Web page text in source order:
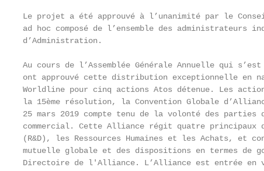
Le projet a été approuvé à l’unanimité par le
ad hoc composé de l’ensemble des administrateurs
d’Administration.
Au cours de l’Assemblée Générale Annuelle qui
ont approuvé cette distribution exceptionnelle en
Worldline pour cinq actions Atos détenue. Les
la 15ème résolution, la Convention Globale
25 mars 2019 compte tenu de la volonté des
commercial. Cette Alliance régit quatre principaux
(R&D), les Ressources Humaines et les Achats, et
mutuelle globale et des dispositions en termes de
Directoire de l'Alliance. L’Alliance est entrée